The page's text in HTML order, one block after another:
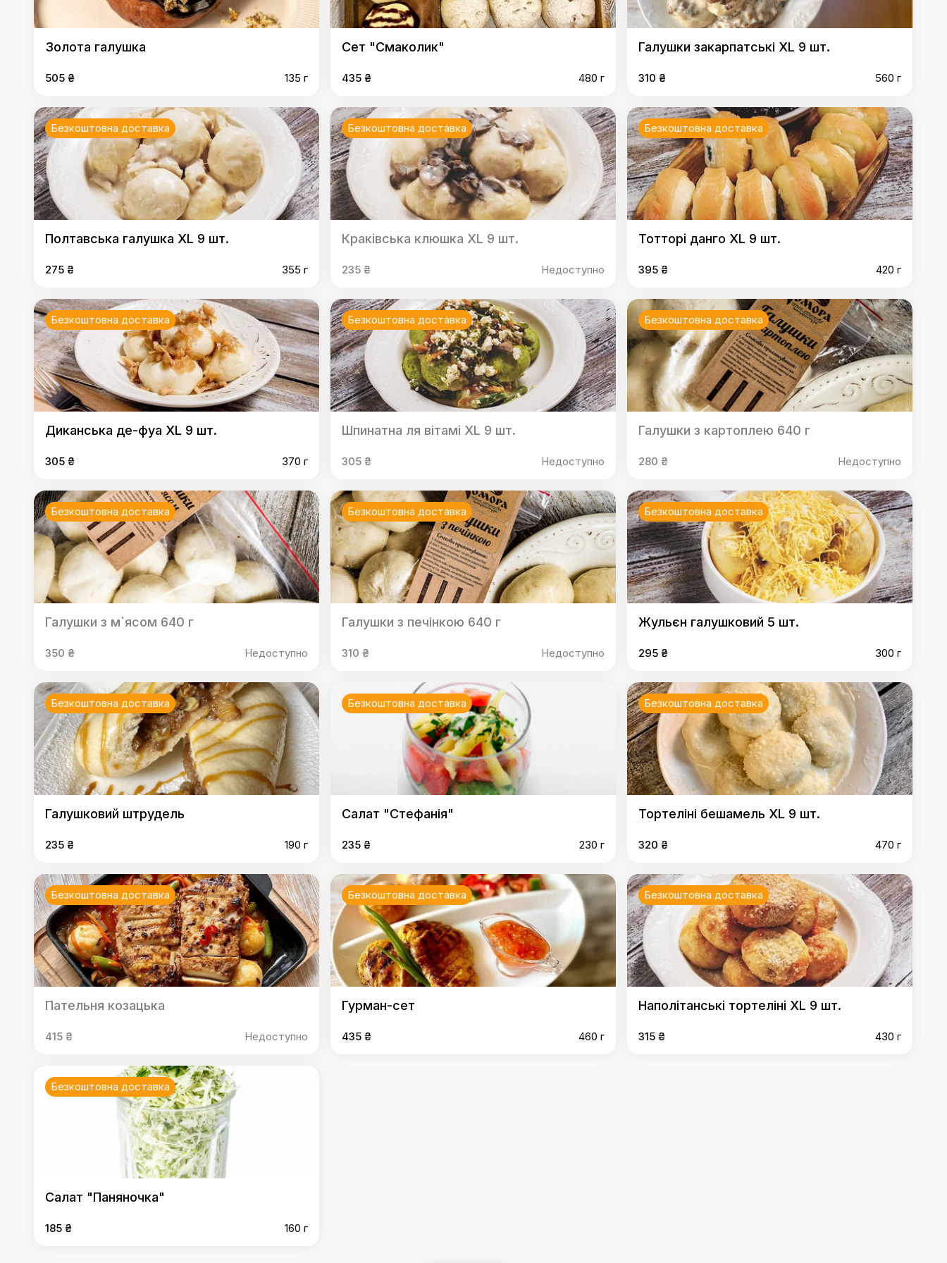
Золота галушка
505 ₴ 135 г
Cет "Смаколик"
435 ₴ 480 г
Галушки закарпатські XL 9 шт.
310 ₴ 560 г
Безкоштовна доставка
Полтавська галушка XL 9 шт.
275 ₴ 355 г
Безкоштовна доставка
Кракiвська клюшка XL 9 шт.
235 ₴ Недоступно
Безкоштовна доставка
Тотторi данго XL 9 шт.
395 ₴ 420 г
Безкоштовна доставка
Диканська де-фуа XL 9 шт.
305 ₴ 370 г
Безкоштовна доставка
Шпинатна ля вiтамi XL 9 шт.
305 ₴ Недоступно
Безкоштовна доставка
Галушки з картоплею 640 г
280 ₴ Недоступно
Безкоштовна доставка
Галушки з м`ясом 640 г
350 ₴ Недоступно
Безкоштовна доставка
Галушки з печінкою 640 г
310 ₴ Недоступно
Безкоштовна доставка
Жульєн галушковий 5 шт.
295 ₴ 300 г
Безкоштовна доставка
Галушковий штрудель
235 ₴ 190 г
Безкоштовна доставка
Салат "Стефанія"
235 ₴ 230 г
Безкоштовна доставка
Тортеліні бешамель ХL 9 шт.
320 ₴ 470 г
Безкоштовна доставка
Пательня козацька
415 ₴ Недоступно
Безкоштовна доставка
Гурман-сет
435 ₴ 460 г
Безкоштовна доставка
Наполiтанськi тортелiнi XL 9 шт.
315 ₴ 430 г
Безкоштовна доставка
Салат "Паняночка"
185 ₴ 160 г